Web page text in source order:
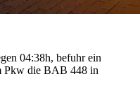
04:38h, befuhr ein
Pkw die BAB 448 in